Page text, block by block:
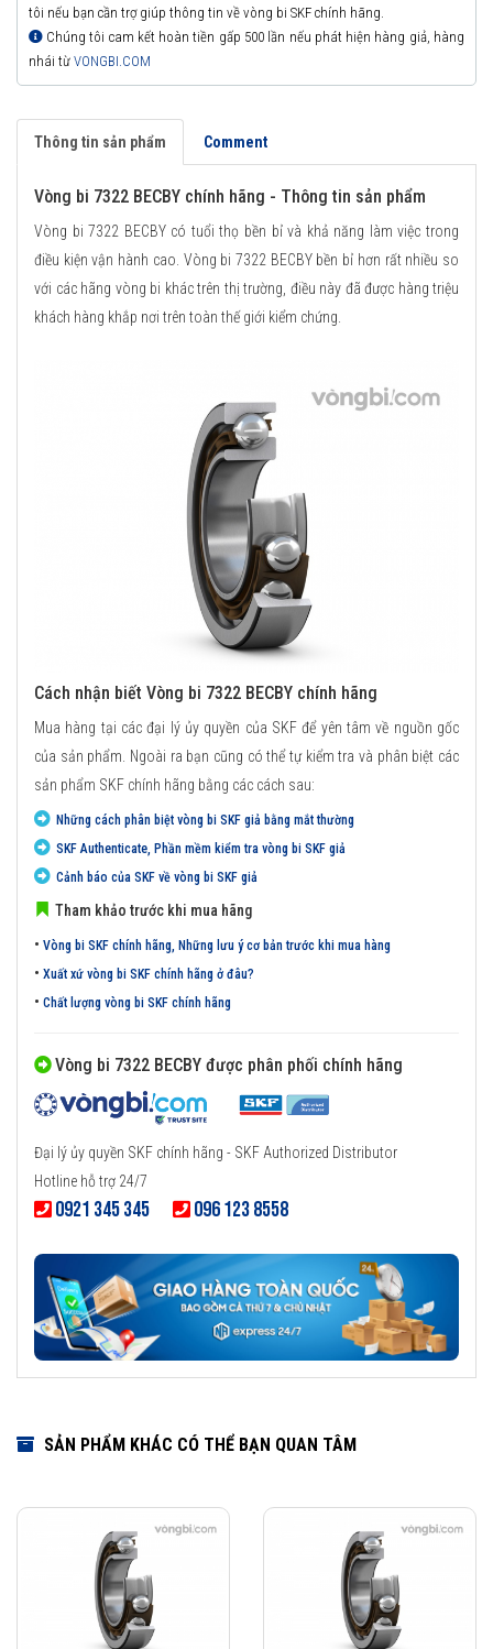
tôi nếu bạn cần trợ giúp thông tin về vòng bi SKF chính hãng.
Chúng tôi cam kết hoàn tiền gấp 500 lần nếu phát hiện hàng giả, hàng
nhái từ VONGBI.COM
Thông tin sản phẩm Comment
Vòng bi 7322 BECBY chính hãng - Thông tin sản phẩm
Vòng bi 7322 BECBY có tuổi thọ bền bỉ và khả năng làm việc trong
điều kiện vận hành cao. Vòng bi 7322 BECBY bền bỉ hơn rất nhiều so
với các hãng vòng bi khác trên thị trường, điều này đã được hàng triệu
khách hàng khắp nơi trên toàn thế giới kiểm chứng.
Cách nhận biết Vòng bi 7322 BECBY chính hãng
Mua hàng tại các đại lý ủy quyền của SKF để yên tâm về nguồn gốc
của sản phẩm. Ngoài ra bạn cũng có thể tự kiểm tra và phân biệt các
sản phẩm SKF chính hãng bằng các cách sau:
Những cách phân biệt vòng bi SKF giả bằng mắt thường
SKF Authenticate, Phần mềm kiểm tra vòng bi SKF giả
Cảnh báo của SKF về vòng bi SKF giả
Tham khảo trước khi mua hãng
• Vòng bi SKF chính hãng, Những lưu ý cơ bản trước khi mua hàng
• Xuất xứ vòng bi SKF chính hãng ở đâu?
• Chất lượng vòng bi SKF chính hãng
Vòng bi 7322 BECBY được phân phối chính hãng
Đại lý ủy quyền SKF chính hãng - SKF Authorized Distributor
Hotline hỗ trợ 24/7
0921 345 345 096 123 8558
SẢN PHẨM KHÁC CÓ THỂ BẠN QUAN TÂM